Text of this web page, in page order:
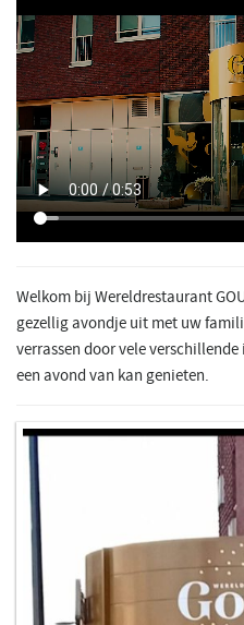
Welkom bij Wereldrestaurant
gezellig avondje uit met uw
verrassen door vele
een avond van kan genieten.